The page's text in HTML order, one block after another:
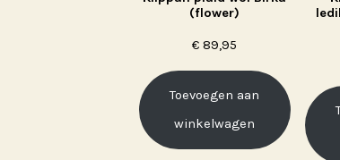
(flower)
€ 89,95
Toevoegen aan
winkelwagen